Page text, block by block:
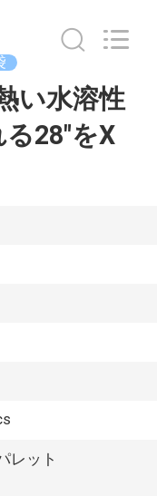
い水溶性
28"をX
レット